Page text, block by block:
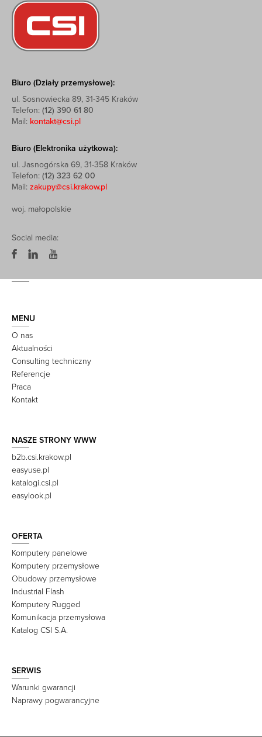
Biuro (Działy przemysłowe):
ul. Sosnowiecka 89, 31-345 Kraków
Telefon: (12) 390 61 80
Mail: kontakt@csi.pl
Biuro (Elektronika użytkowa):
ul. Jasnogórska 69, 31-358 Kraków
Telefon: (12) 323 62 00
Mail: zakupy@csi.krakow.pl
woj. małopolskie
Social media:
MENU
O nas
Aktualności
Consulting techniczny
Referencje
Praca
Kontakt
NASZE STRONY WWW
b2b.csi.krakow.pl
easyuse.pl
katalogi.csi.pl
easylook.pl
OFERTA
Komputery panelowe
Komputery przemysłowe
Obudowy przemysłowe
Industrial Flash
Komputery Rugged
Komunikacja przemysłowa
Katalog CSI S.A.
SERWIS
Warunki gwarancji
Naprawy pogwarancyjne